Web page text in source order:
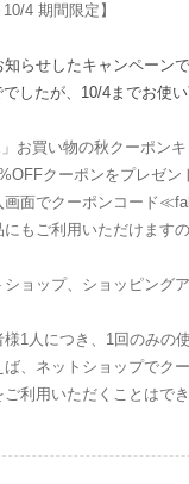
10/4 期間限定】
知らせしたキャンペーン
したが、10/4までお使い
」お買い物の秋クーポンキ
クーポンをプレゼン
画面でクーポンコード
にもご利用いただけます
ョップ、ショッピング
様1人につき、1回のみの
ば、ネットショップでク
ご利用いただくことはでき